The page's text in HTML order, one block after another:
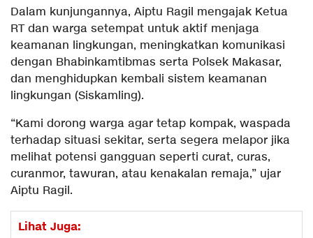
Dalam kunjungannya, Aiptu Ragil mengajak Ketua
RT dan warga setempat untuk aktif menjaga
keamanan lingkungan, meningkatkan komunikasi
dengan Bhabinkamtibmas serta Polsek Makasar,
dan menghidupkan kembali sistem keamanan
lingkungan (Siskamling).
“Kami dorong warga agar tetap kompak, waspada
terhadap situasi sekitar, serta segera melapor jika
melihat potensi gangguan seperti curat, curas,
curanmor, tawuran, atau kenakalan remaja,” ujar
Aiptu Ragil.
Lihat Juga: